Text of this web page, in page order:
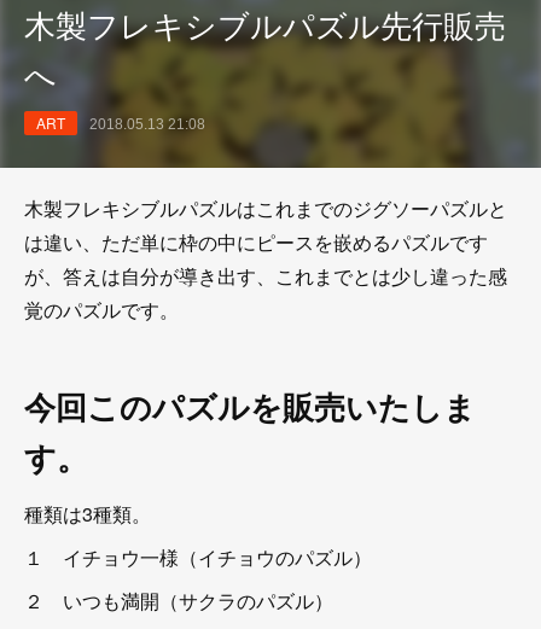
木製フレキシブルパズル先行販売
へ
ART 2018.05.13 21:08
木製フレキシブルパズルはこれまでのジグソーパズルと
は違い、ただ単に枠の中にピースを嵌めるパズルです
が、答えは自分が導き出す、これまでとは少し違った感
覚のパズルです。
今回このパズルを販売いたしま
す。
種類は3種類。
１ イチョウ一様（イチョウのパズル）
２ いつも満開（サクラのパズル）